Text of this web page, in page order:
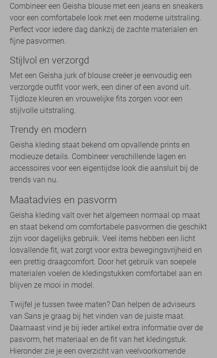
Combineer een Geisha blouse met een jeans en sneakers
voor een comfortabele look met een moderne uitstraling.
Perfect voor iedere dag dankzij de zachte materialen en
fijne pasvormen.
Stijlvol en verzorgd
Met een Geisha jurk of blouse creëer je eenvoudig een
verzorgde outfit voor werk, een diner of een avond uit.
Tijdloze kleuren en vrouwelijke fits zorgen voor een
stijlvolle uitstraling.
Trendy en modern
Geisha kleding staat bekend om opvallende prints en
modieuze details. Combineer verschillende lagen en
accessoires voor een eigentijdse look die aansluit bij de
trends van nu.
Maatadvies en pasvorm
Geisha kleding valt over het algemeen normaal op maat
en staat bekend om comfortabele pasvormen die geschikt
zijn voor dagelijks gebruik. Veel items hebben een licht
losvallende fit, wat zorgt voor extra bewegingsvrijheid en
een prettig draagcomfort. Door het gebruik van soepele
materialen voelen de kledingstukken comfortabel aan en
blijven ze mooi in model.
Twijfel je tussen twee maten? Dan helpen de adviseurs
van Sans je graag bij het vinden van de juiste maat.
Daarnaast vind je bij ieder artikel extra informatie over de
pasvorm, het materiaal en de fit van het kledingstuk.
Hieronder zie je een overzicht van veelvoorkomende